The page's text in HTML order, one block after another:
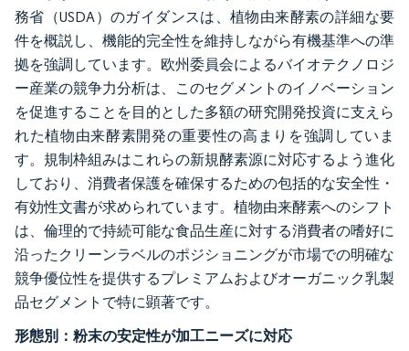
務省（USDA）のガイダンスは、植物由来酵素の詳細な要
件を概説し、機能的完全性を維持しながら有機基準への準
拠を強調しています。欧州委員会によるバイオテクノロジ
ー産業の競争力分析は、このセグメントのイノベーション
を促進することを目的とした多額の研究開発投資に支えら
れた植物由来酵素開発の重要性の高まりを強調していま
す。規制枠組みはこれらの新規酵素源に対応するよう進化
しており、消費者保護を確保するための包括的な安全性・
有効性文書が求められています。植物由来酵素へのシフト
は、倫理的で持続可能な食品生産に対する消費者の嗜好に
沿ったクリーンラベルのポジショニングが市場での明確な
競争優位性を提供するプレミアムおよびオーガニック乳製
品セグメントで特に顕著です。
形態別：粉末の安定性が加工ニーズに対応